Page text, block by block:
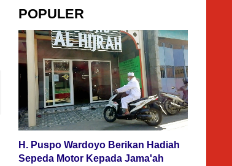
POPULER
H. Puspo Wardoyo Berikan Hadiah
Sepeda Motor Kepada Jama'ah